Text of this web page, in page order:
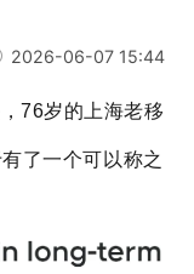
2026-06-07 15:44
76岁的 上海老移
了一个可以称之